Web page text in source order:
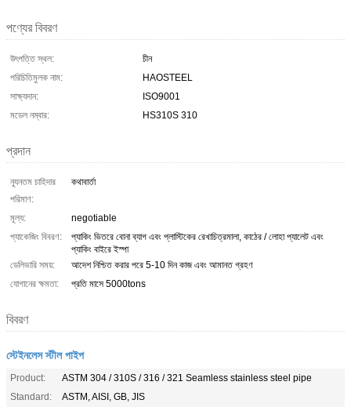
পণ্যের বিবরণ
উৎপত্তি স্থল:
চীন
পরিচিতিমুলক নাম:
HAOSTEEL
সাক্ষ্যদান:
ISO9001
মডেল নম্বার:
HS310S 310
প্রদান
ন্যূনতম চাহিদার
পরিমাণ:
কথাবার্তা
মূল্য:
negotiable
প্যাকেজিং বিবরণ:
প্যাকিং ভিতরে বোনা ব্যাগ এবং প্লাস্টিকের রেখাচিত্রমালা, কাঠের / লোহা প্যালেট এবং
প্যাকিং বাইরে ইস্পা
ডেলিভারি সময়:
আদেশ নিশ্চিত করার পরে 5-10 দিন কাজ এবং আমানত গ্রহণ
যোগানের ক্ষমতা:
প্রতি মাসে 5000tons
বিবরণ
স্টেইনলেস স্টীল পাইপ
Product:
ASTM 304 / 310S / 316 / 321 Seamless stainless steel pipe
Standard:
ASTM, AISI, GB, JIS